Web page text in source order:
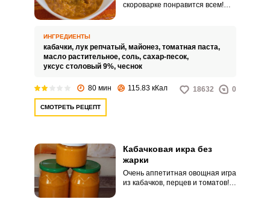
скороварке понравится всем!
упрощается. Главным образом
потому, что сокращается время
на уваривание овощей.
ИНГРЕДИЕНТЫ
кабачки, лук репчатый, майонез, томатная паста,
масло растительное, соль, сахар-песок,
уксус столовый 9%, чеснок
80 мин 115.83 кКал 18632 0
СМОТРЕТЬ РЕЦЕПТ
Кабачковая икра без
жарки
Очень аппетитная овощная игра
из кабачков, перцев и томатов!